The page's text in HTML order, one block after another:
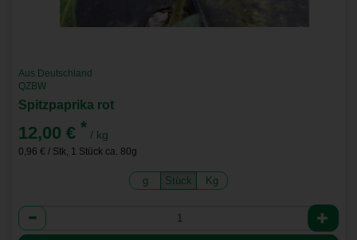
Aus Deutschland
QZBW
Spitzpaprika rot
12,00 € * / kg
0,96 € / Stk, 1 Stück ca. 80g
g Stück Kg
Anzahl